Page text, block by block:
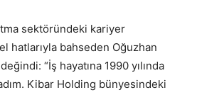
sektöründeki kariyer
hatlarıyla bahseden Oğuzhan
“İş hayatına 1990 yılında
Kibar Holding bünyesindeki